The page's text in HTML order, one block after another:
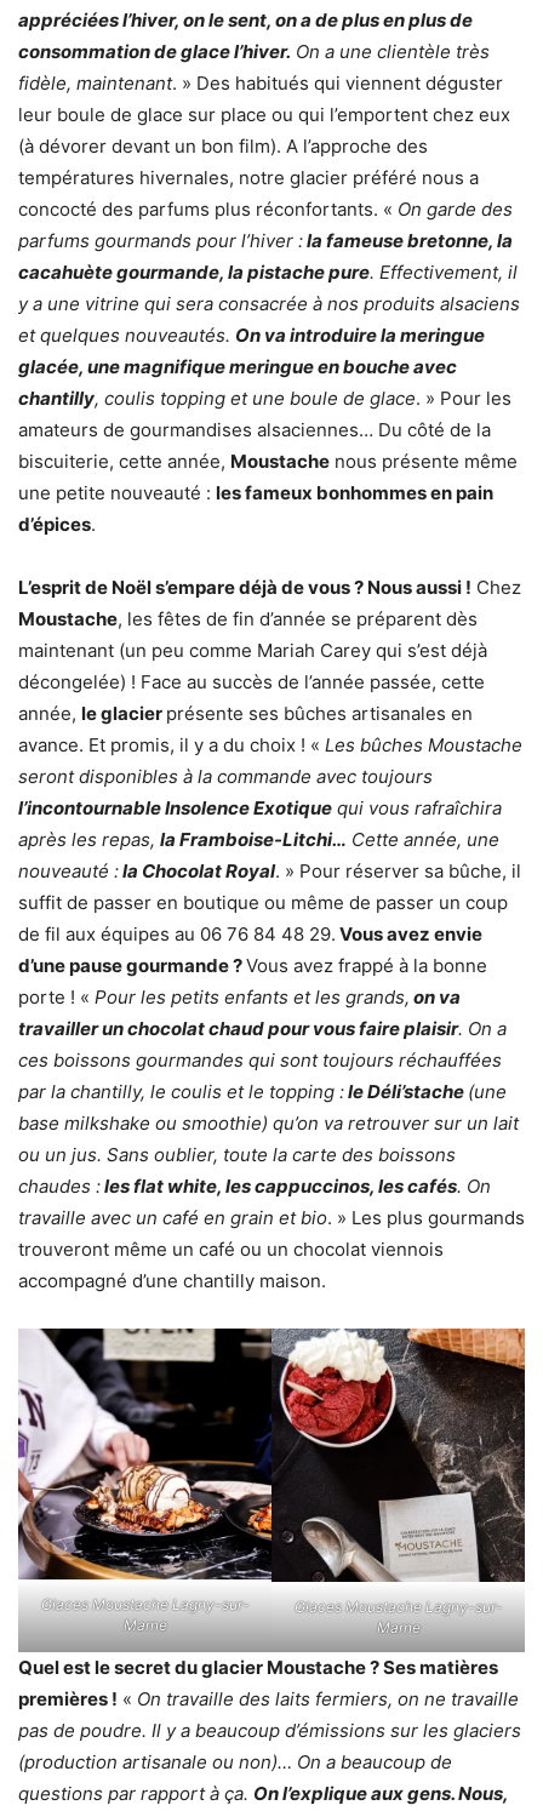
appréciées l’hiver, on le sent, on a de plus en plus de
consommation de glace l’hiver. On a une clientèle très
fidèle, maintenant. » Des habitués qui viennent déguster
leur boule de glace sur place ou qui l’emportent chez eux
(à dévorer devant un bon film). A l’approche des
températures hivernales, notre glacier préféré nous a
concocté des parfums plus réconfortants. « On garde des
parfums gourmands pour l’hiver :la fameuse bretonne, la
cacahuète gourmande, la pistache pure. Effectivement, il
y a une vitrine qui sera consacrée à nos produits alsaciens
et quelques nouveautés. On va introduire la meringue
glacée, une magnifique meringue en bouche avec
chantilly, coulis topping et une boule de glace. » Pour les
amateurs de gourmandises alsaciennes… Du côté de la
biscuiterie, cette année, Moustache nous présente même
une petite nouveauté : les fameux bonhommes en pain
d’épices.
L’esprit de Noël s’empare déjà de vous ? Nous aussi ! Chez
Moustache, les fêtes de fin d’année se préparent dès
maintenant (un peu comme Mariah Carey qui s’est déjà
décongelée) ! Face au succès de l’année passée, cette
année, le glacier présente ses bûches artisanales en
avance. Et promis, il y a du choix ! « Les bûches Moustache
seront disponibles à la commande avec toujours
l’incontournable Insolence Exotique qui vous rafraîchira
après les repas, la Framboise-Litchi… Cette année, une
nouveauté :la Chocolat Royal. » Pour réserver sa bûche, il
suffit de passer en boutique ou même de passer un coup
de fil aux équipes au 06 76 84 48 29. Vous avez envie
d’une pause gourmande ?Vous avez frappé à la bonne
porte ! « Pour les petits enfants et les grands, on va
travailler un chocolat chaud pour vous faire plaisir. On a
ces boissons gourmandes qui sont toujours réchauffées
par la chantilly, le coulis et le topping :le Déli’stache (une
base milkshake ou smoothie) qu’on va retrouver sur un lait
ou un jus. Sans oublier, toute la carte des boissons
chaudes :les flat white, les cappuccinos, les cafés. On
travaille avec un café en grain et bio. » Les plus gourmands
trouveront même un café ou un chocolat viennois
accompagné d’une chantilly maison.
Glaces Moustache Lagny-sur-
Marne
Glaces Moustache Lagny-sur-
Marne
Quel est le secret du glacier Moustache ? Ses matières
premières ! « On travaille des laits fermiers, on ne travaille
pas de poudre. Il y a beaucoup d’émissions sur les glaciers
(production artisanale ou non)… On a beaucoup de
questions par rapport à ça. On l’explique aux gens. Nous,